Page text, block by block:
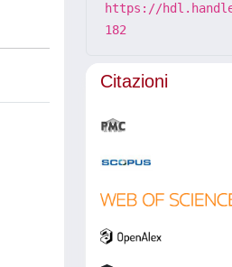
https://
182
Citazioni